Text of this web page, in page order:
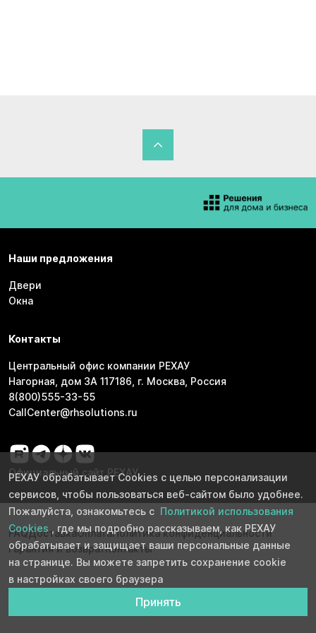
Наши предложения
Двери
Окна
Контакты
Центральный офис компании РЕХАУ
Нагорная, дом 3А 117186, г. Москва, Россия
8(800)555-33-55
CallCenter@rhsolutions.ru
Официальный сайт РЕХАУ
FAQДоставкаОплатаПолитика конфиденциальности
Гарантия и возвратКонтакты
РЕХАУ обрабатывает Cookies с целью персонализации
сервисов, чтобы пользоваться веб-сайтом было удобнее.
Пожалуйста, ознакомьтесь с Политикой использования
Cookies
, где мы подробно рассказываем, как РЕХАУ
обрабатывает и защищает ваши персональные данные
на странице. Вы можете запретить сохранение cookie
в настройках своего браузера
Принять